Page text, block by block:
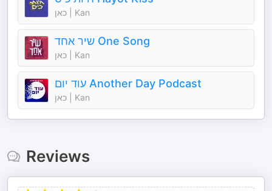
כאן | Kan
שיר אחד One Song
כאן | Kan
עוד יום Another Day Podcast
כאן | Kan
Reviews